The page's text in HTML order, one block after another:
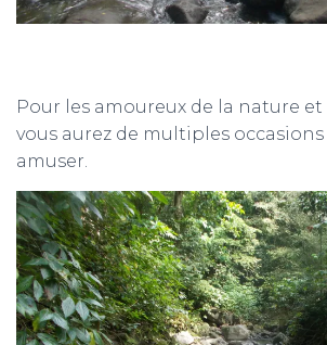
Pour les amoureux de la nature et
vous aurez de multiples occasions
amuser.